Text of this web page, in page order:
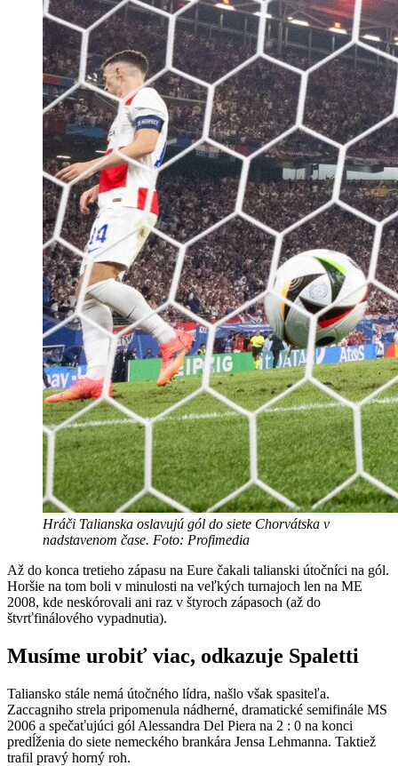
Hráči Talianska oslavujú gól do siete Chorvátska v
nadstavenom čase. Foto: Profimedia
Až do konca tretieho zápasu na Eure čakali talianski útočníci na gól.
Horšie na tom boli v minulosti na veľkých turnajoch len na ME
2008, kde neskórovali ani raz v štyroch zápasoch (až do
štvrťfinálového vypadnutia).
Musíme urobiť viac, odkazuje Spaletti
Taliansko stále nemá útočného lídra, našlo však spasiteľa.
Zaccagniho strela pripomenula nádherné, dramatické semifinále MS
2006 a spečaťujúci gól Alessandra Del Piera na 2 : 0 na konci
predĺženia do siete nemeckého brankára Jensa Lehmanna. Taktiež
trafil pravý horný roh.